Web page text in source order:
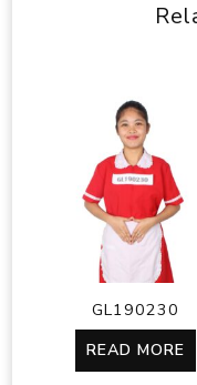
GL190230
READ MORE